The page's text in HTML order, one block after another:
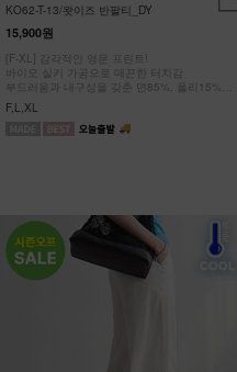
KO62-T-13/왓이즈 반팔티_DY
15,900원
[F-XL] 감각적인 영문 프린트!
바이오 실키 가공으로 매끈한 터치감
부드러움과 내구성을 갖춘 면85%, 폴리15%
#NAK MADE.
F,L,XL